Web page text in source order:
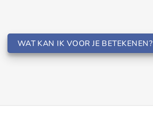
WAT KAN IK VOOR JE BETEKENEN?